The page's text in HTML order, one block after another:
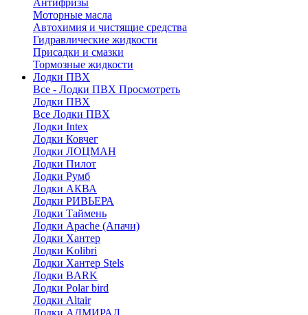
Антифризы
Моторные масла
Автохимия и чистящие средства
Гидравлические жидкости
Присадки и смазки
Тормозные жидкости
Лодки ПВХ
Все - Лодки ПВХ Просмотреть
Лодки ПВХ
Все Лодки ПВХ
Лодки Intex
Лодки Ковчег
Лодки ЛОЦМАН
Лодки Пилот
Лодки Румб
Лодки АКВА
Лодки РИВЬЕРА
Лодки Таймень
Лодки Apache (Апачи)
Лодки Хантер
Лодки Kolibri
Лодки Хантер Stels
Лодки BARK
Лодки Polar bird
Лодки Altair
Лодки АДМИРАЛ